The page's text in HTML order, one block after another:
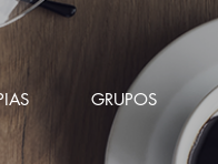
GRUPOS